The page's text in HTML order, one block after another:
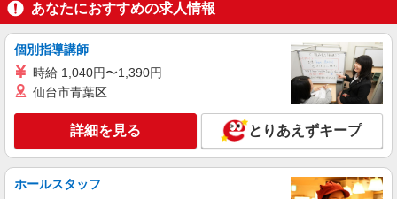
キープ
派遣社員
株式会社kotrio /●SI-H-2101973
【職場環境◎】よすぎて全私が泣いた≫看護助
時給1600円〜2250円 ＜日払い有/週払い有/交
通費全支給(ガソリン代含む)＞
鶴ヶ島市
あなたにおすすめの求人情報
個別指導講師
時給 1,040円〜1,390円
仙台市青葉区
詳細を見る とりあえずキープ
ホールスタッフ